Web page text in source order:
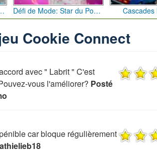
de Pioches Défi de Mode: Star du Podium Cascades
Cookie Connect
avec " Labrit " C'est
vous l'améliorer? Posté
car bloque régulièrement